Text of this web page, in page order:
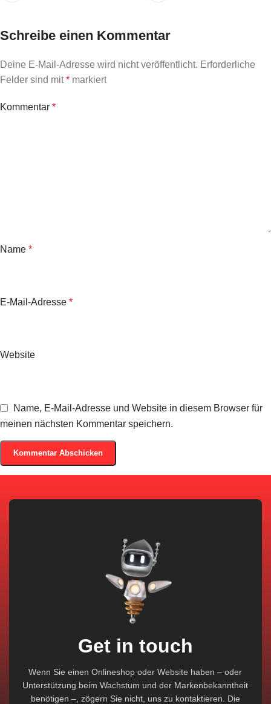
Schreibe einen Kommentar
Deine E-Mail-Adresse wird nicht veröffentlicht. Erforderliche
Felder sind mit* markiert
Kommentar *
Name *
E-Mail-Adresse *
Website
Name, E-Mail-Adresse und Website in diesem Browser für
meinen nächsten Kommentar speichern.
Get in touch
Wenn Sie einen Onlineshop oder Website haben – oder
Unterstützung beim Wachstum und der Markenbekanntheit
benötigen –, zögern Sie nicht, uns zu kontaktieren. Die